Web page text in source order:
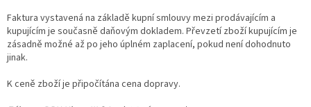
Faktura vystavená na základě kupní smlouvy mezi prodávajícím a
kupujícím je současně daňovým dokladem. Převzetí zboží kupujícím je
zásadně možné až po jeho úplném zaplacení, pokud není dohodnuto
jinak.
K ceně zboží je připočítána cena dopravy.